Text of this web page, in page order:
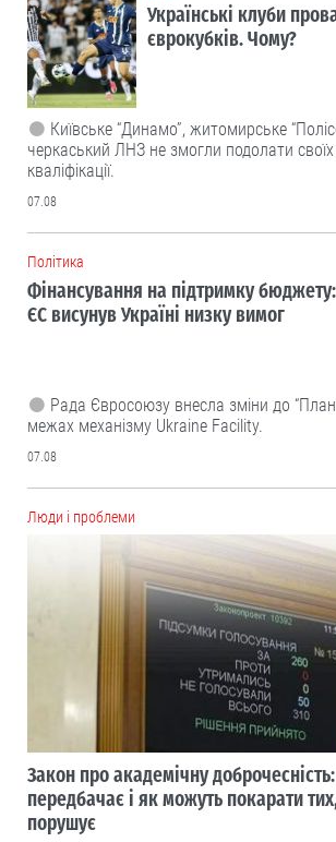
Українські клуби
єврокубків. Чому?
Київське “Динамо”, житомирське
черкаський ЛНЗ не змогли подолати своїх
кваліфікації.
07.08
Політика
Фінансування на підтримку бюджету:
ЄС висунув Україні низку вимог
Рада Євросоюзу внесла зміни до
межах механізму Ukraine Facility.
07.08
Люди і проблеми
Закон про академічну
передбачає і як можуть покарати
порушує